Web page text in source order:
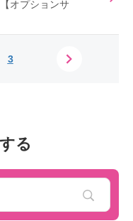
オプションサ
3
る